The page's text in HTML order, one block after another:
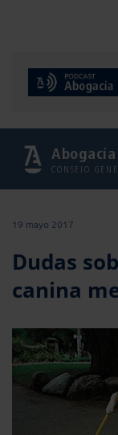
CONSEJO
19 mayo 2017
Dudas
canina